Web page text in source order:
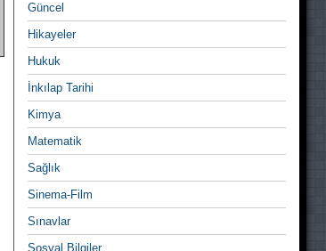
Güncel
Hikayeler
Hukuk
İnkılap Tarihi
Kimya
Matematik
Sağlık
Sinema-Film
Sınavlar
Sosyal Bilgiler